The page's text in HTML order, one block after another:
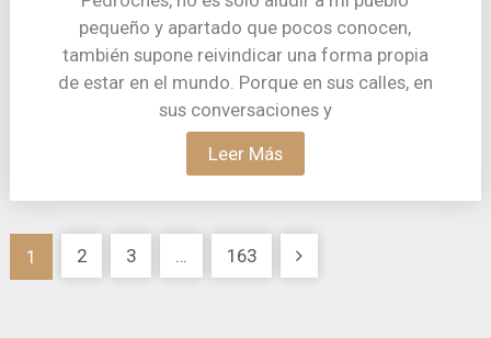
pequeño y apartado que pocos conocen,
también supone reivindicar una forma propia
de estar en el mundo. Porque en sus calles, en
sus conversaciones y
Leer Más
Paginación
1 2 3 163